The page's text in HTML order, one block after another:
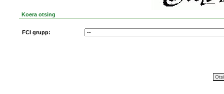
Koera otsing
FCI grupp: